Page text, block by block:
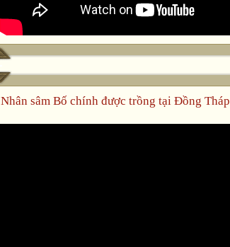
Nhân sâm Bố chính được trồng tại Đồng Tháp